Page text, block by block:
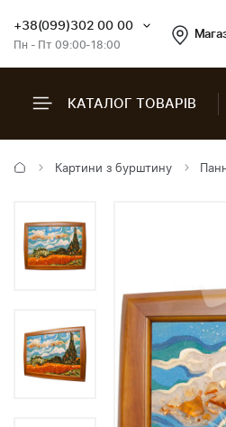
+38(099)302 00 00
Пн - Пт 09:00-18:00
КАТАЛОГ ТОВАРІВ
Картини з бурштину